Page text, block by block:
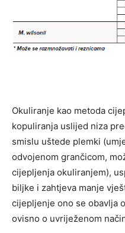
Okuliranje kao metoda
kopuliranja uslijed niza
smislu uštede plemki
odvojenom grančicom,
cijepljenja okuliranjem),
biljke i zahtjeva manje
cijepljenje ono se obavlja
ovisno o uvriježenom